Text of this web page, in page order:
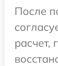
После
расчет,